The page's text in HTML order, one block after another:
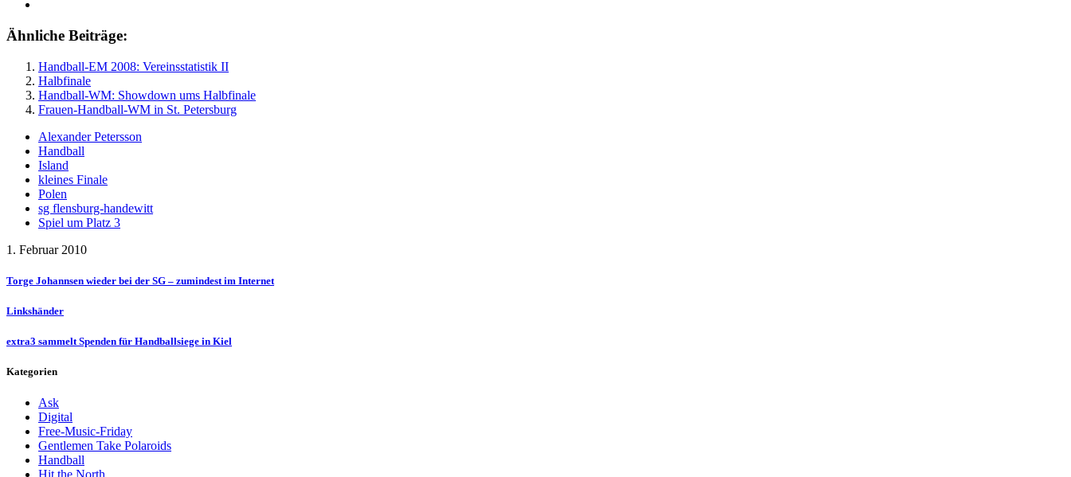
Ähnliche Beiträge:
Handball-EM 2008: Vereinsstatistik II
Halbfinale
Handball-WM: Showdown ums Halbfinale
Frauen-Handball-WM in St. Petersburg
Alexander Petersson
Handball
Island
kleines Finale
Polen
sg flensburg-handewitt
Spiel um Platz 3
1. Februar 2010
Torge Johannsen wieder bei der SG – zumindest im Internet
Linkshänder
extra3 sammelt Spenden für Handballsiege in Kiel
Kategorien
Ask
Digital
Free-Music-Friday
Gentlemen Take Polaroids
Handball